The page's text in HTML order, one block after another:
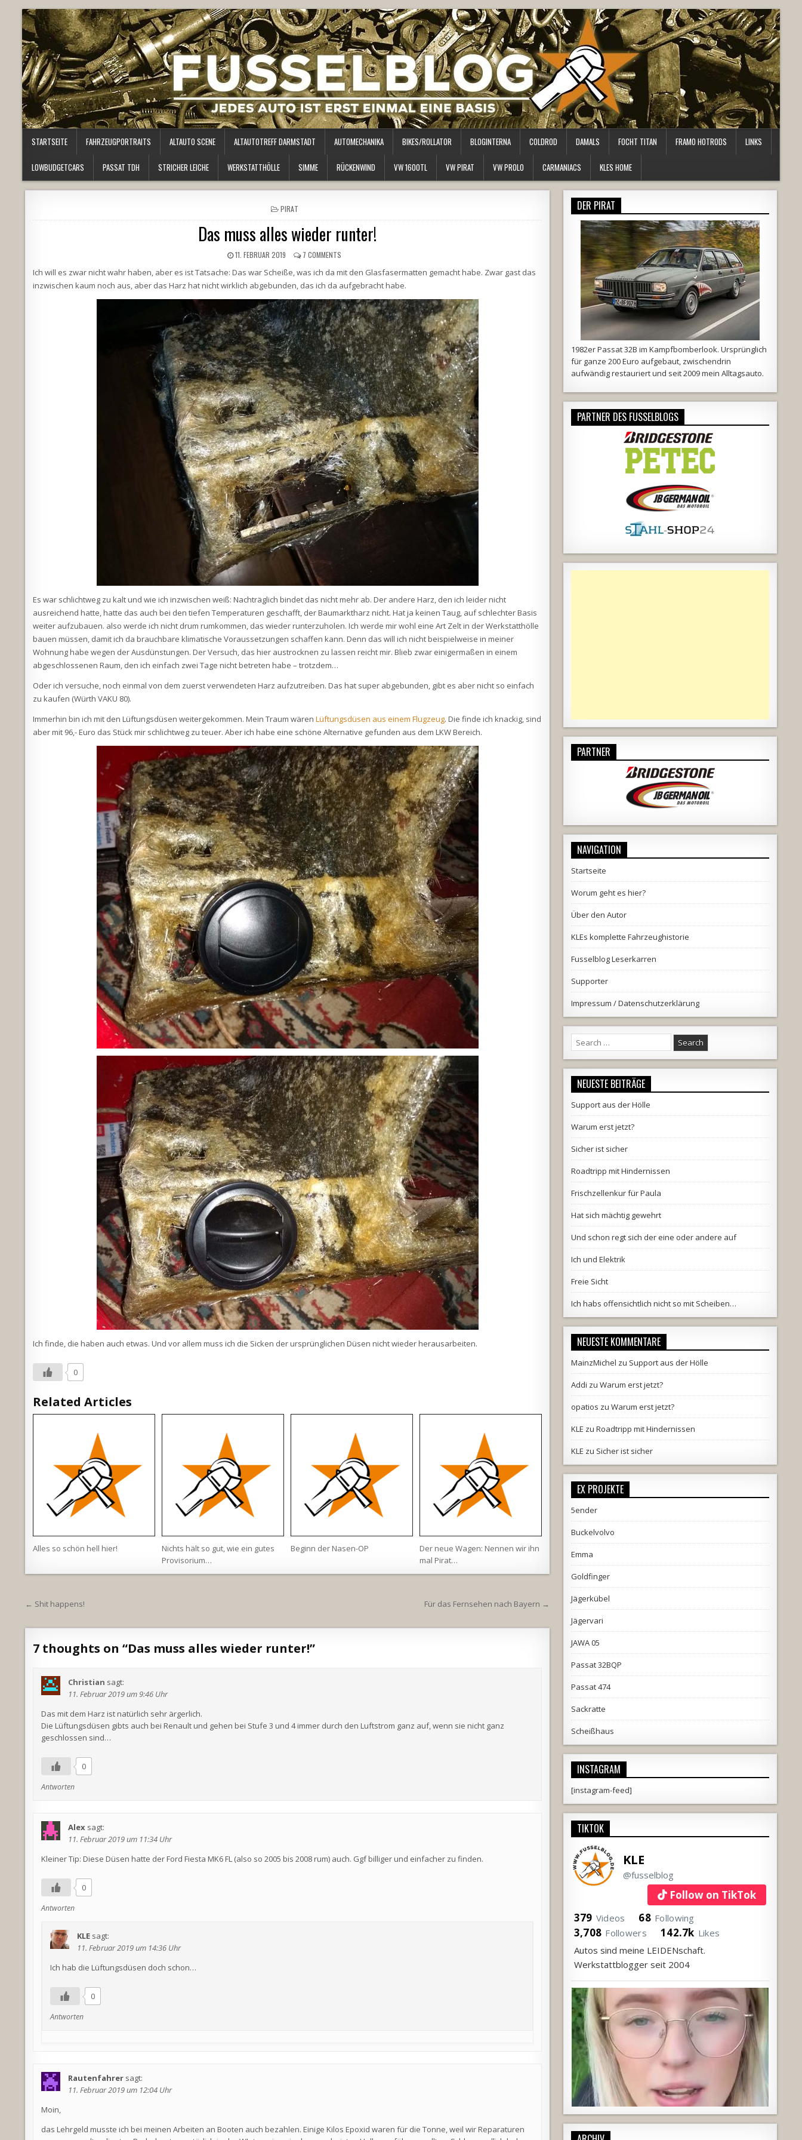
STARTSEITE FAHRZEUGPORTRAITS ALTAUTO SCENE ALTAUTOTREFF DARMSTADT AUTOMECHANIKA BIKES/ROLLATOR BLOGINTERNA COLDROD DAMALS FOCHT TITAN FRAMO HOTRODS LINKS
LOWBUDGETCARS PASSAT TDH STRICHER LEICHE WERKSTATTHÖLLE SIMME RÜCKENWIND VW 1600TL VW PIRAT VW PROLO CARMANIACS KLES HOME
POSTED
IN
PIRAT
Das muss alles wieder runter!
11. FEBRUAR 2019 7 COMMENTS
Ich will es zwar nicht wahr haben, aber es ist Tatsache: Das war Scheiße, was ich da mit den Glasfasermatten gemacht habe. Zwar gast das
inzwischen kaum noch aus, aber das Harz hat nicht wirklich abgebunden, das ich da aufgebracht habe.
Es war schlichtweg zu kalt und wie ich inzwischen weiß: Nachträglich bindet das nicht mehr ab. Der andere Harz, den ich leider nicht
ausreichend hatte, hatte das auch bei den tiefen Temperaturen geschafft, der Baumarktharz nicht. Hat ja keinen Taug, auf schlechter Basis
weiter aufzubauen. also werde ich nicht drum rumkommen, das wieder runterzuholen. Ich werde mir wohl eine Art Zelt in der Werkstatthölle
bauen müssen, damit ich da brauchbare klimatische Voraussetzungen schaffen kann. Denn das will ich nicht beispielweise in meiner
Wohnung habe wegen der Ausdünstungen. Der Versuch, das hier austrocknen zu lassen reicht mir. Blieb zwar einigermaßen in einem
abgeschlossenen Raum, den ich einfach zwei Tage nicht betreten habe – trotzdem…
Oder ich versuche, noch einmal von dem zuerst verwendeten Harz aufzutreiben. Das hat super abgebunden, gibt es aber nicht so einfach
zu kaufen (Würth VAKU 80).
Immerhin bin ich mit den Lüftungsdüsen weitergekommen. Mein Traum wären Lüftungsdüsen aus einem Flugzeug. Die finde ich knackig, sind
aber mit 96,- Euro das Stück mir schlichtweg zu teuer. Aber ich habe eine schöne Alternative gefunden aus dem LKW Bereich.
Ich finde, die haben auch etwas. Und vor allem muss ich die Sicken der ursprünglichen Düsen nicht wieder herausarbeiten.
0
Related Articles
Alles so schön hell hier!
Nichts hält so gut, wie ein gutes
Provisorium…
Beginn der Nasen-OP
Der neue Wagen: Nennen wir ihn
mal Pirat…
Beitragsnavigation
← Shit happens! Für das Fernsehen nach Bayern →
7 thoughts on “Das muss alles wieder runter!”
Christian sagt:
11. Februar 2019 um 9:46 Uhr
Das mit dem Harz ist natürlich sehr ärgerlich.
Die Lüftungsdüsen gibts auch bei Renault und gehen bei Stufe 3 und 4 immer durch den Luftstrom ganz auf, wenn sie nicht ganz
geschlossen sind…
0
Antworten
Alex sagt:
11. Februar 2019 um 11:34 Uhr
Kleiner Tip: Diese Düsen hatte der Ford Fiesta MK6 FL (also so 2005 bis 2008 rum) auch. Ggf billiger und einfacher zu finden.
0
Antworten
KLE sagt:
11. Februar 2019 um 14:36 Uhr
Ich hab die Lüftungsdüsen doch schon…
0
Antworten
Rautenfahrer sagt:
11. Februar 2019 um 12:04 Uhr
Moin,
das Lehrgeld musste ich bei meinen Arbeiten an Booten auch bezahlen. Einige Kilos Epoxid waren für die Tonne, weil wir Reparaturen
DER PIRAT
1982er Passat 32B im Kampfbomberlook. Ursprünglich
für ganze 200 Euro aufgebaut, zwischendrin
aufwändig restauriert und seit 2009 mein Alltagsauto.
PARTNER DES FUSSELBLOGS
PARTNER
NAVIGATION
Startseite
Worum geht es hier?
Über den Autor
KLEs komplette Fahrzeughistorie
Fusselblog Leserkarren
Supporter
Impressum / Datenschutzerklärung
Search
for:
NEUESTE BEITRÄGE
Support aus der Hölle
Warum erst jetzt?
Sicher ist sicher
Roadtripp mit Hindernissen
Frischzellenkur für Paula
Hat sich mächtig gewehrt
Und schon regt sich der eine oder andere auf
Ich und Elektrik
Freie Sicht
Ich habs offensichtlich nicht so mit Scheiben…
NEUESTE KOMMENTARE
MainzMichel zu Support aus der Hölle
Addi zu Warum erst jetzt?
opatios zu Warum erst jetzt?
KLE zu Roadtripp mit Hindernissen
KLE zu Sicher ist sicher
EX PROJEKTE
5ender
Buckelvolvo
Emma
Goldfinger
Jägerkübel
Jägervari
JAWA 05
Passat 32BQP
Passat 474
Sackratte
Scheißhaus
INSTAGRAM
[instagram-feed]
TIKTOK
KLE
@fusselblog
Follow on TikTok
379 Videos 68 Following
3,708 Followers 142.7k Likes
Autos sind meine LEIDENschaft.
Werkstattblogger seit 2004